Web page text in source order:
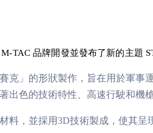
TAC 品牌開發並發布了新的主題
克」的形狀製作，旨在用於軍事
出色的技術特性、高速行駛和機
料，並採用3D技術製成，使其呈